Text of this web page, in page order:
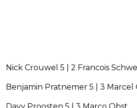
Nick Crouwel 5 | 2 Francois
Benjamin Pratnemer 5 | 3 Marcel